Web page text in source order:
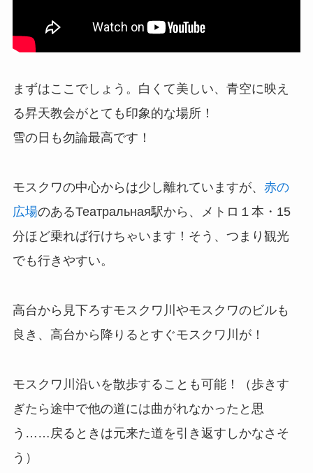
まずはここでしょう。白くて美しい、青空に映え
る昇天教会がとても印象的な場所！
雪の日も勿論最高です！
モスクワの中心からは少し離れていますが、 赤の
広場のあるТеатральная駅から、メトロ１本・15
分ほど乗れば行けちゃいます！そう、つまり観光
でも行きやすい。
高台から見下ろすモスクワ川やモスクワのビルも
良き、高台から降りるとすぐモスクワ川が！
モスクワ川沿いを散歩することも可能！（歩きす
ぎたら途中で他の道には曲がれなかったと思
う……戻るときは元来た道を引き返すしかなさそ
う）